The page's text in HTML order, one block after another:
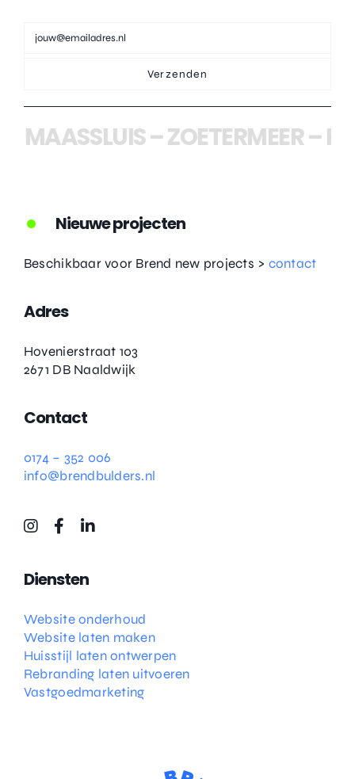
Verzenden
MAASSLUIS–ZOETERMEER–
Nieuwe projecten
Beschikbaar voor Brend new projects > contact
Adres
Hovenierstraat 103
2671 DB Naaldwijk
Contact
0174 – 352 006
info@brendbulders.nl
Diensten
Website onderhoud
Website laten maken
Huisstijl laten ontwerpen
Rebranding laten uitvoeren
Vastgoedmarketing